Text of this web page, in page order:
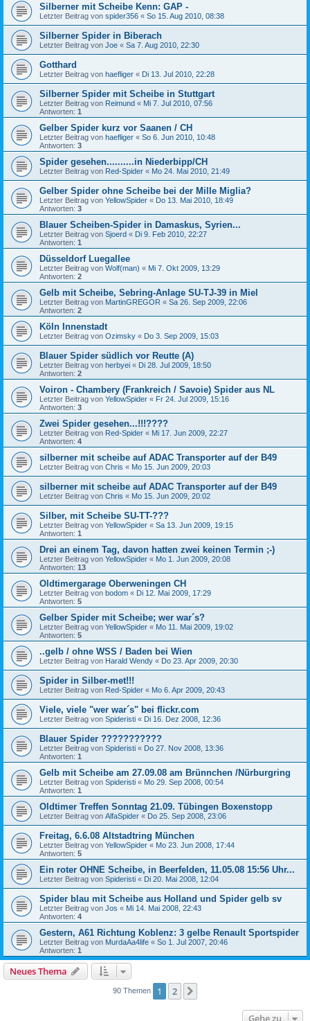
Silberner mit Scheibe Kenn: GAP -
Letzter Beitrag von spider356 « So 15. Aug 2010, 08:38
Silberner Spider in Biberach
Letzter Beitrag von Joe « Sa 7. Aug 2010, 22:30
Gotthard
Letzter Beitrag von haefliger « Di 13. Jul 2010, 22:28
Silberner Spider mit Scheibe in Stuttgart
Letzter Beitrag von Reimund « Mi 7. Jul 2010, 07:56
Antworten: 1
Gelber Spider kurz vor Saanen / CH
Letzter Beitrag von haefliger « So 6. Jun 2010, 10:48
Antworten: 3
Spider gesehen..........in Niederbipp/CH
Letzter Beitrag von Red-Spider « Mo 24. Mai 2010, 21:49
Gelber Spider ohne Scheibe bei der Mille Miglia?
Letzter Beitrag von YellowSpider « Do 13. Mai 2010, 18:49
Antworten: 3
Blauer Scheiben-Spider in Damaskus, Syrien...
Letzter Beitrag von Sjoerd « Di 9. Feb 2010, 22:27
Antworten: 1
Düsseldorf Luegallee
Letzter Beitrag von Wolf(man) « Mi 7. Okt 2009, 13:29
Antworten: 2
Gelb mit Scheibe, Sebring-Anlage SU-TJ-39 in Miel
Letzter Beitrag von MartinGREGOR « Sa 26. Sep 2009, 22:06
Antworten: 2
Köln Innenstadt
Letzter Beitrag von Ozimsky « Do 3. Sep 2009, 15:03
Blauer Spider südlich vor Reutte (A)
Letzter Beitrag von herbyei « Di 28. Jul 2009, 18:50
Antworten: 2
Voiron - Chambery (Frankreich / Savoie) Spider aus NL
Letzter Beitrag von YellowSpider « Fr 24. Jul 2009, 15:16
Antworten: 3
Zwei Spider gesehen...!!!????
Letzter Beitrag von Red-Spider « Mi 17. Jun 2009, 22:27
Antworten: 4
silberner mit scheibe auf ADAC Transporter auf der B49
Letzter Beitrag von Chris « Mo 15. Jun 2009, 20:03
silberner mit scheibe auf ADAC Transporter auf der B49
Letzter Beitrag von Chris « Mo 15. Jun 2009, 20:02
Silber, mit Scheibe SU-TT-???
Letzter Beitrag von YellowSpider « Sa 13. Jun 2009, 19:15
Antworten: 1
Drei an einem Tag, davon hatten zwei keinen Termin ;-)
Letzter Beitrag von YellowSpider « Mo 1. Jun 2009, 20:08
Antworten: 13
Oldtimergarage Oberweningen CH
Letzter Beitrag von bodom « Di 12. Mai 2009, 17:29
Antworten: 5
Gelber Spider mit Scheibe; wer war´s?
Letzter Beitrag von YellowSpider « Mo 11. Mai 2009, 19:02
Antworten: 5
..gelb / ohne WSS / Baden bei Wien
Letzter Beitrag von Harald Wendy « Do 23. Apr 2009, 20:30
Spider in Silber-met!!!
Letzter Beitrag von Red-Spider « Mo 6. Apr 2009, 20:43
Viele, viele "wer war´s" bei flickr.com
Letzter Beitrag von Spideristi « Di 16. Dez 2008, 12:36
Blauer Spider ???????????
Letzter Beitrag von Spideristi « Do 27. Nov 2008, 13:36
Antworten: 1
Gelb mit Scheibe am 27.09.08 am Brünnchen /Nürburgring
Letzter Beitrag von Spideristi « Mo 29. Sep 2008, 00:54
Antworten: 1
Oldtimer Treffen Sonntag 21.09. Tübingen Boxenstopp
Letzter Beitrag von AlfaSpider « Do 25. Sep 2008, 23:06
Freitag, 6.6.08 Altstadtring München
Letzter Beitrag von YellowSpider « Mo 23. Jun 2008, 17:44
Antworten: 5
Ein roter OHNE Scheibe, in Beerfelden, 11.05.08 15:56 Uhr...
Letzter Beitrag von Spideristi « Di 20. Mai 2008, 12:04
Spider blau mit Scheibe aus Holland und Spider gelb sv
Letzter Beitrag von Jos « Mi 14. Mai 2008, 22:43
Antworten: 4
Gestern, A61 Richtung Koblenz: 3 gelbe Renault Sportspider
Letzter Beitrag von MurdaAa4life « So 1. Jul 2007, 20:46
Antworten: 1
Neues Thema
90 Themen 1 2
Gehe zu